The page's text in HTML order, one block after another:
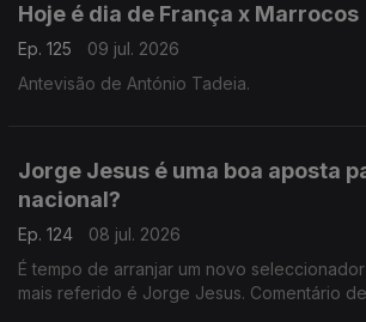
Hoje é dia de França x Marrocos
Ep. 125
09 jul. 2026
Antevisão de António Tadeia.
Jorge Jesus é uma boa aposta
nacional?
Ep. 124
08 jul. 2026
É tempo de arranjar um novo
mais referido é Jorge Jesus. Comentário de